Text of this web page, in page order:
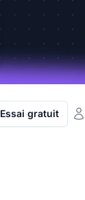
Essai gratuit